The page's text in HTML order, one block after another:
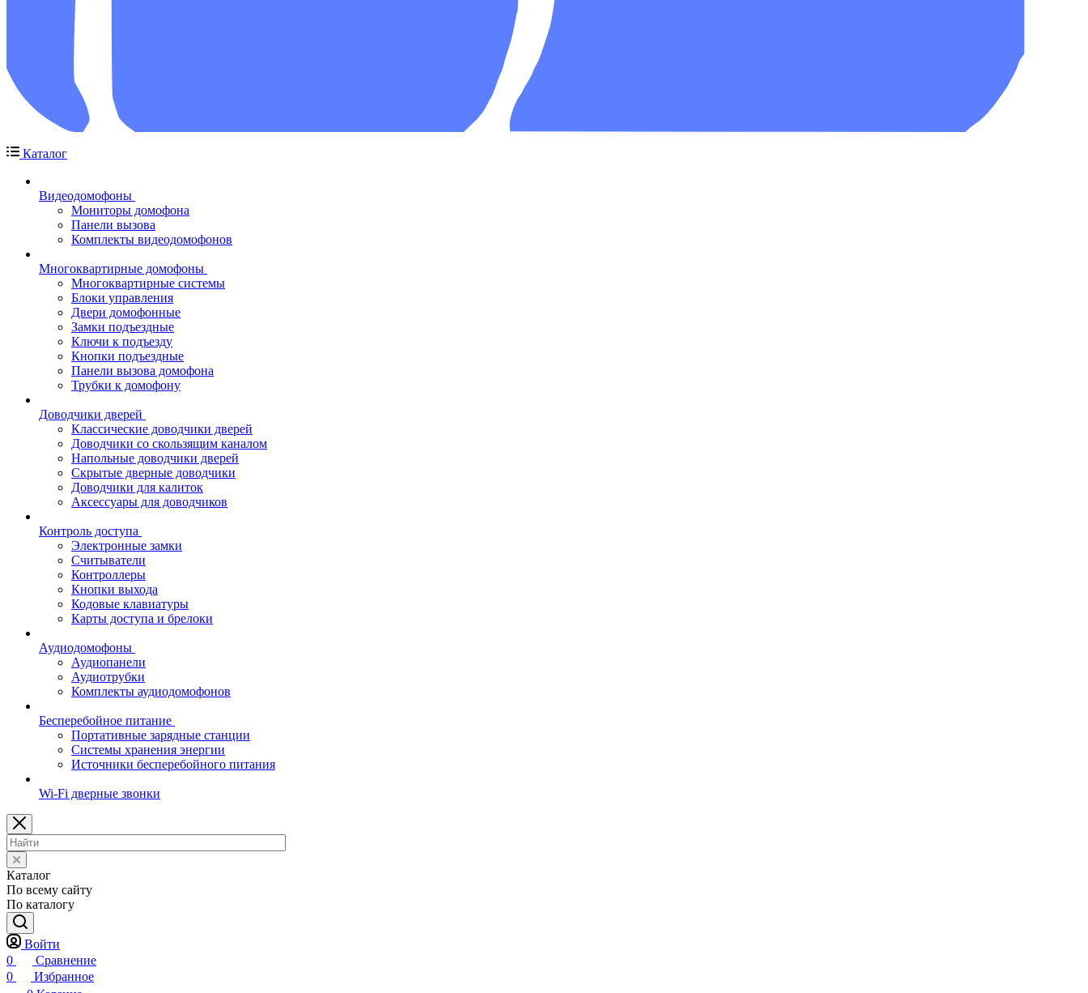
Каталог
Видеодомофоны
Мониторы домофона
Панели вызова
Комплекты видеодомофонов
Многоквартирные домофоны
Многоквартирные системы
Блоки управления
Двери домофонные
Замки подъездные
Ключи к подъезду
Кнопки подъездные
Панели вызова домофона
Трубки к домофону
Доводчики дверей
Классические доводчики дверей
Доводчики со скользящим каналом
Напольные доводчики дверей
Скрытые дверные доводчики
Доводчики для калиток
Аксессуары для доводчиков
Контроль доступа
Электронные замки
Считыватели
Контроллеры
Кнопки выхода
Кодовые клавиатуры
Карты доступа и брелоки
Аудиодомофоны
Аудиопанели
Аудиотрубки
Комплекты аудиодомофонов
Бесперебойное питание
Портативные зарядные станции
Системы хранения энергии
Источники бесперебойного питания
Wi-Fi дверные звонки
Каталог
По всему сайту
По каталогу
Войти
0
Сравнение
0
Избранное